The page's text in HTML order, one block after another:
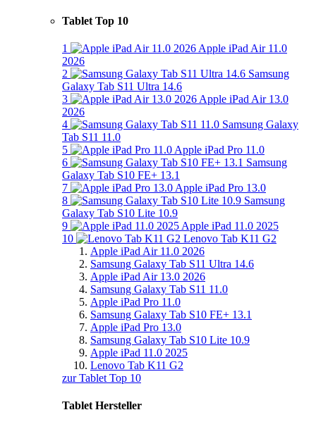
Tablet Top 10
1
Apple iPad Air 11.0
2026
2
Samsung
Galaxy Tab S11 Ultra 14.6
3
Apple iPad Air 13.0
2026
4
Samsung Galaxy
Tab S11 11.0
5
Apple iPad Pro 11.0
6
Samsung
Galaxy Tab S10 FE+ 13.1
7
Apple iPad Pro 13.0
8
Samsung
Galaxy Tab S10 Lite 10.9
9
Apple iPad 11.0 2025
10
Lenovo Tab K11 G2
Apple iPad Air 11.0 2026
Samsung Galaxy Tab S11 Ultra 14.6
Apple iPad Air 13.0 2026
Samsung Galaxy Tab S11 11.0
Apple iPad Pro 11.0
Samsung Galaxy Tab S10 FE+ 13.1
Apple iPad Pro 13.0
Samsung Galaxy Tab S10 Lite 10.9
Apple iPad 11.0 2025
Lenovo Tab K11 G2
zur Tablet Top 10
Tablet Hersteller